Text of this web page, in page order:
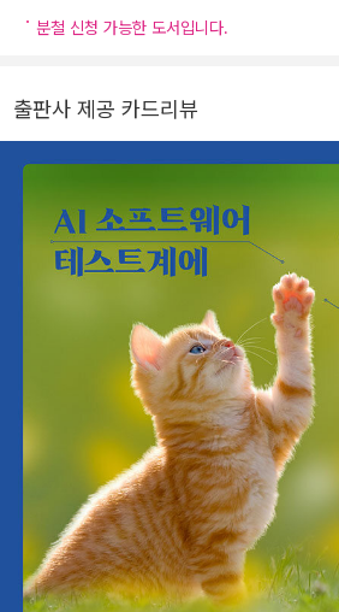
분철 신청 가능한 도서입니다.
출판사 제공 카드리뷰